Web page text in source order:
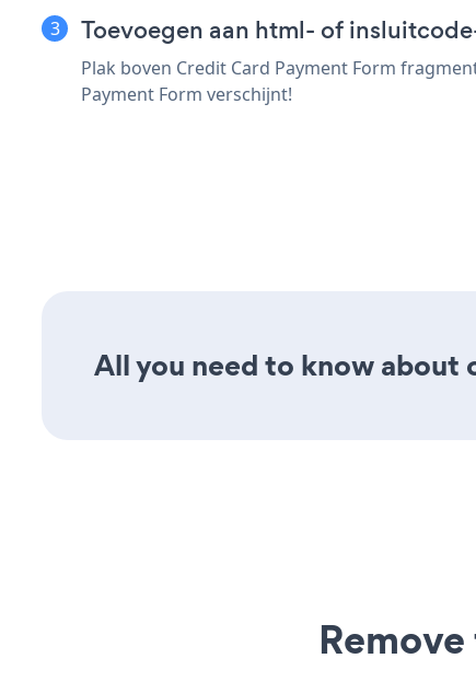
Toevoegen aan html- of
Plak boven Credit Card Payment Form
Payment Form verschijnt!
All you need to know about